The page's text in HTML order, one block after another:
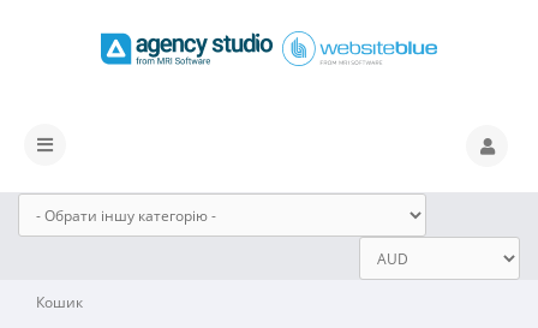
Переключити
Кошик